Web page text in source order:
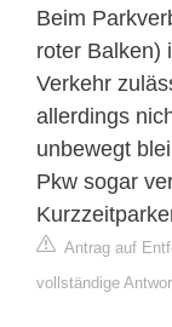
Beim
roter Balken)
Verkehr
allerdings
unbewegt
Pkw sogar
Antrag auf
vollständige